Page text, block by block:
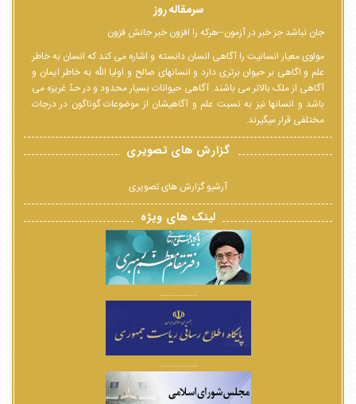
سرمقاله روز
جان نباشد جز خبر در آزمون--هرکه را افزون خبر جانش فزون
مولوی معیار انسانیت را آگاهی انسان دانسته و اشاره می کند که انسان به خاطر
علم و اگاهی بر حیوان برتری دارد و انسانهای صالح و اولیا الله به خاطر ایمان و
آگاهی از ملک بالاتر می باشند. آگاهی حیوانات بسیار محدود و در حدّ غریزه می
باشد و انسانها نیز به نسبت علم و آگاهیشان از موضوعات گوناگون در درجات
مختلفی قرار میگیرند.
گزارش های تصویری
آرشیو گزارش های تصویری
لینک های ویژه
................
................